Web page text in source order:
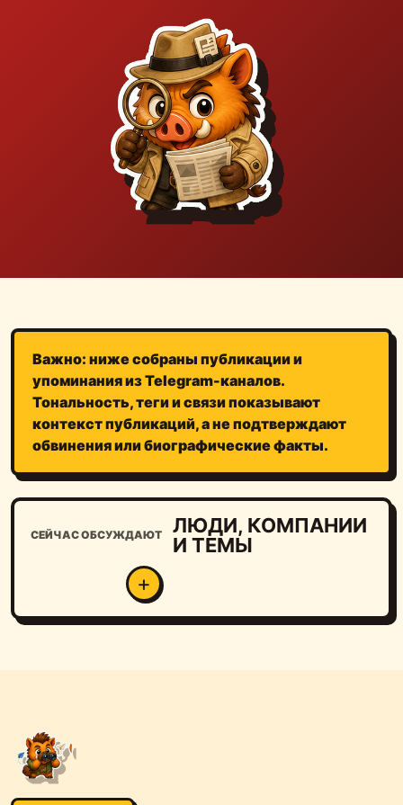
Важно: ниже собраны публикации и
упоминания из Telegram-каналов.
Тональность, теги и связи показывают
контекст публикаций, а не подтверждают
обвинения или биографические факты.
СЕЙЧАС ОБСУЖДАЮТ
ЛЮДИ, КОМПАНИИ
И ТЕМЫ